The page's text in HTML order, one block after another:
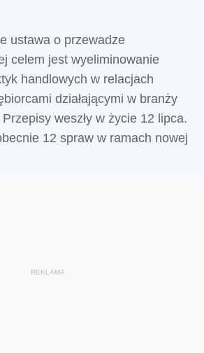
ustawa o przewadze
celem jest wyeliminowanie
handlowych w relacjach
działającymi w branży
weszły w życie 12 lipca.
12 spraw w ramach nowej
REKLAMA